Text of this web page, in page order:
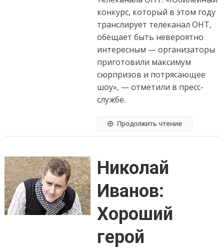
конкурс, который в этом году
транслирует телеканал ОНТ,
обещает быть невероятно
интересным — организаторы
приготовили максимум
сюрпризов и потрясающее
шоу», — отметили в пресс-
службе.
Продолжить чтение
Николай
Иванов:
Хороший
герой